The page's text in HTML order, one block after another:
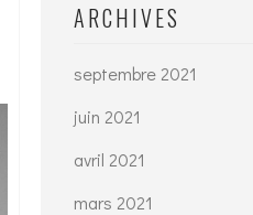
ARCHIVES
septembre 2021
juin 2021
avril 2021
mars 2021